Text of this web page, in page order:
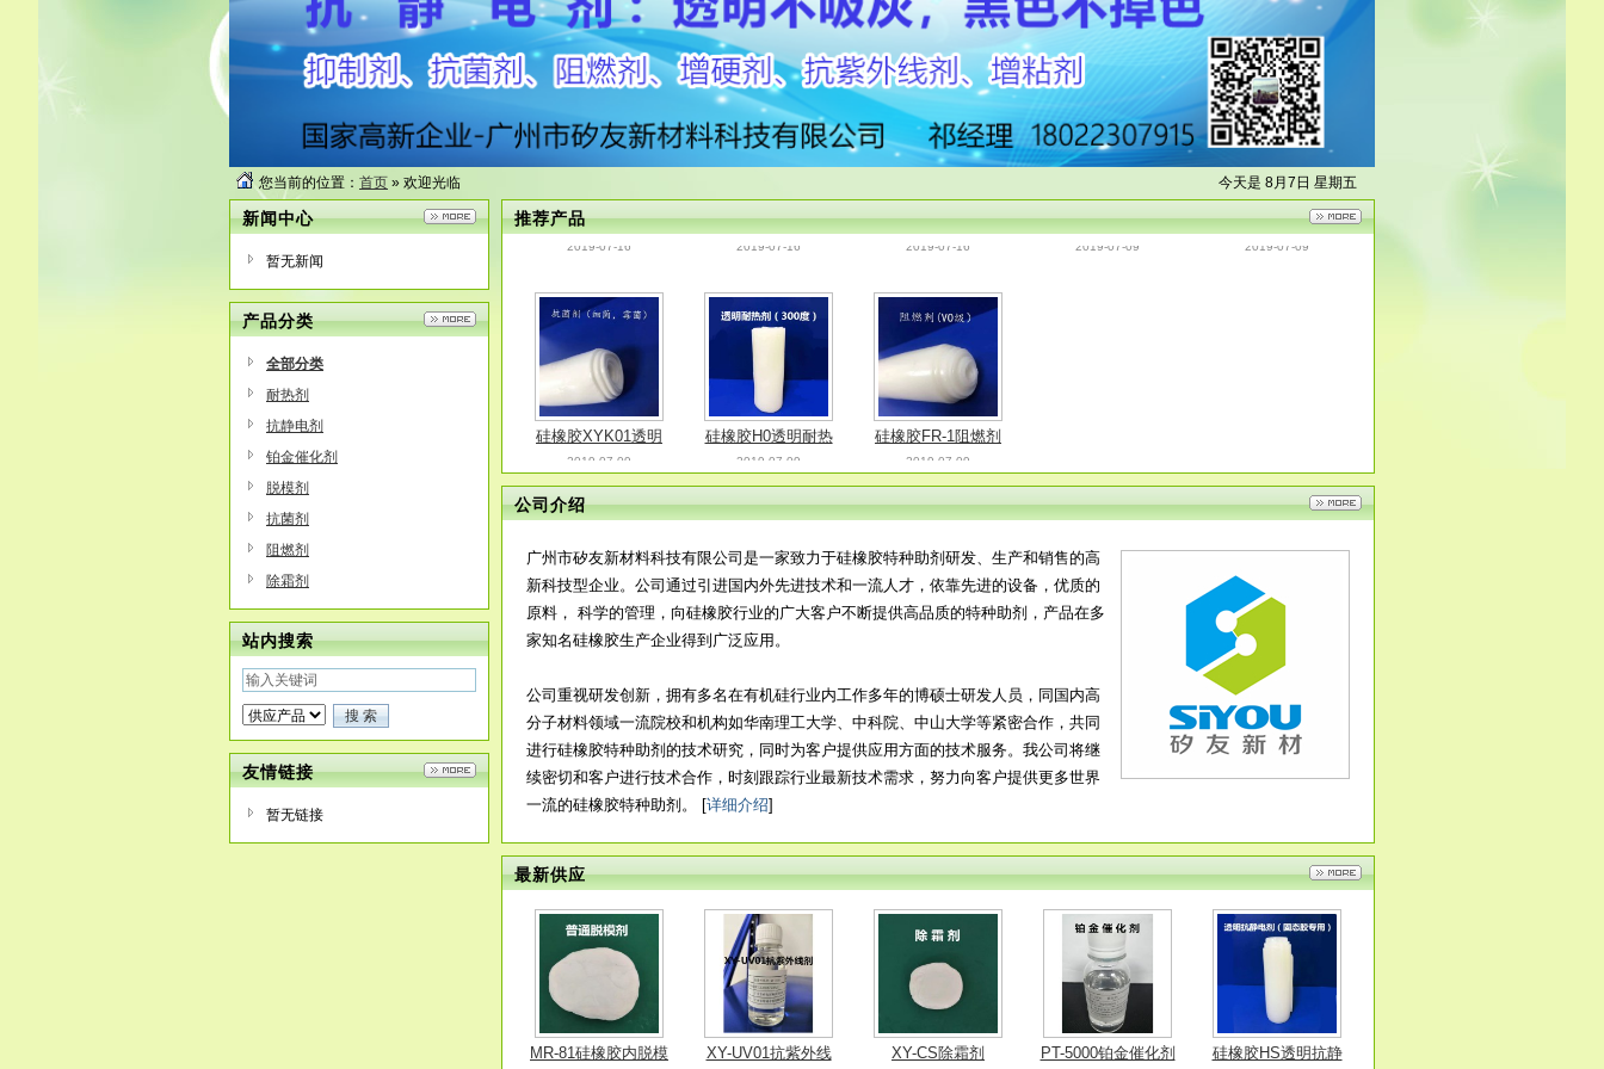
今天是 8月7日 星期五
您当前的位置： 首页 » 欢迎光临
新闻中心
暂无新闻
产品分类
全部分类
耐热剂
抗静电剂
铂金催化剂
脱模剂
抗菌剂
阻燃剂
除霜剂
站内搜索
友情链接
暂无链接
推荐产品
MR-92硅橡胶不发白
硅橡胶XYK01透明
抗菌剂
2019-07-09
硅橡胶H0透明耐热
稳定剂
2019-07-09
硅橡胶FR-1阻燃剂
2019-07-09
XY-UV01抗紫外线
剂
2019-07-16
XY-CS除霜剂
2019-07-16
PT-5000铂金催化剂
硅橡胶HS透明抗静
MR-92硅橡胶不发白
内脱模剂
2019-07-09
抗菌剂
稳定剂
公司介绍
广州市矽友新材料科技有限公司是一家致力于硅橡胶特种助剂研发、生产和销售的高
新科技型企业。公司通过引进国内外先进技术和一流人才，依靠先进的设备，优质的
原料， 科学的管理，向硅橡胶行业的广大客户不断提供高品质的特种助剂，产品在多
家知名硅橡胶生产企业得到广泛应用。
公司重视研发创新，拥有多名在有机硅行业内工作多年的博硕士研发人员，同国内高
分子材料领域一流院校和机构如华南理工大学、中科院、中山大学等紧密合作，共同
进行硅橡胶特种助剂的技术研究，同时为客户提供应用方面的技术服务。我公司将继
续密切和客户进行技术合作，时刻跟踪行业最新技术需求，努力向客户提供更多世界
一流的硅橡胶特种助剂。 [详细介绍]
最新供应
MR-81硅橡胶内脱模 XY-UV01抗紫外线 XY-CS除霜剂 PT-5000铂金催化剂 硅橡胶HS透明抗静